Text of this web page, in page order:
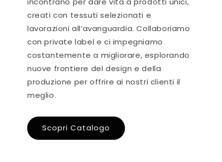
creati con tessuti selezionati e
lavorazioni all’avanguardia. Collaboriamo
con private label e ci impegniamo
costantemente a migliorare, esplorando
nuove frontiere del design e della
produzione per offrire ai nostri clienti il
meglio.
Scopri Catalogo